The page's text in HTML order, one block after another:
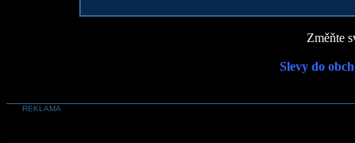
Změňte
Slevy do
REKLAMA